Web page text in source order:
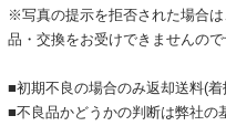
※写真の提示を拒否された場合
品・交換をお受けできませんので
■初期不良の場合のみ返却送料(着
■不良品かどうかの判断は弊社の